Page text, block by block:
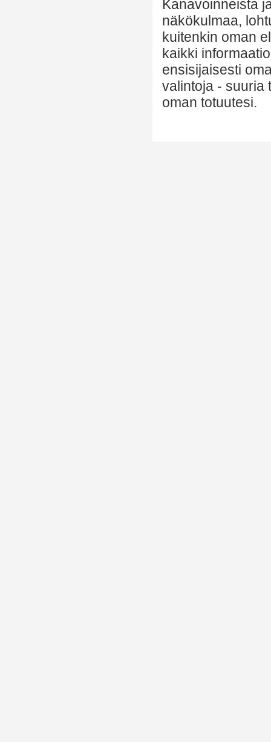
Kanavoinneista
näkökulmaa,
kuitenkin oman
kaikki
ensisijaisesti
valintoja - suuria
oman totuutesi.